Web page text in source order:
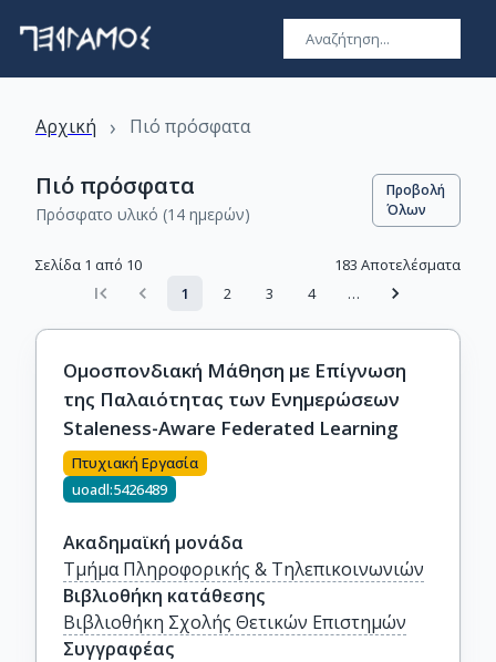
Αρχική › Πιό πρόσφατα
Πιό πρόσφατα
Πρόσφατο υλικό (14 ημερών)
Προβολή
Όλων
Σελίδα 1 από 10 183 Αποτελέσματα
1
2 3 4 …
Ομοσπονδιακή Μάθηση με Επίγνωση
της Παλαιότητας των Ενημερώσεων
Staleness-Aware Federated Learning
Πτυχιακή Εργασία
uoadl:5426489
Ακαδημαϊκή μονάδα
Τμήμα Πληροφορικής & Τηλεπικοινωνιών
Βιβλιοθήκη κατάθεσης
Βιβλιοθήκη Σχολής Θετικών Επιστημών
Συγγραφέας